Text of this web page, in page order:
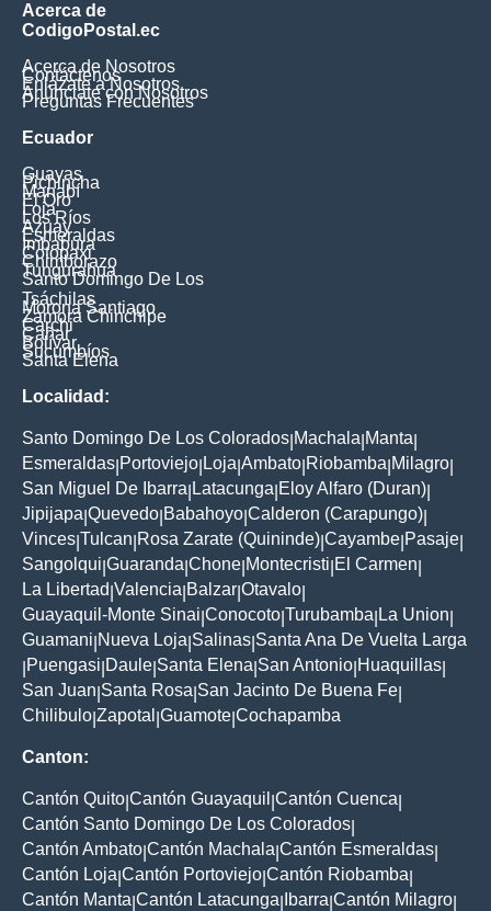
Acerca de
CodigoPostal.ec
Acerca de Nosotros
Contáctenos
Enlázate a Nosotros
Anúnciate con Nosotros
Preguntas Frecuentes
Ecuador
Guayas
Pichincha
Manabí
El Oro
Loja
Los Ríos
Azuay
Esmeraldas
Imbabura
Cotopaxi
Chimborazo
Tungurahua
Santo Domingo De Los
Tsáchilas
Morona Santiago
Zamora Chinchipe
Carchi
Cañar
Bolívar
Sucumbíos
Santa Elena
Localidad:
Santo Domingo De Los Colorados Machala Manta
Esmeraldas Portoviejo Loja Ambato Riobamba Milagro
San Miguel De Ibarra Latacunga Eloy Alfaro (Duran)
Jipijapa Quevedo Babahoyo Calderon (Carapungo)
Vinces Tulcan Rosa Zarate (Quininde) Cayambe Pasaje
Sangolqui Guaranda Chone Montecristi El Carmen
La Libertad Valencia Balzar Otavalo
Guayaquil-Monte Sinai Conocoto Turubamba La Union
Guamani Nueva Loja Salinas Santa Ana De Vuelta Larga
Puengasi Daule Santa Elena San Antonio Huaquillas
San Juan Santa Rosa San Jacinto De Buena Fe
Chilibulo Zapotal Guamote Cochapamba
Canton:
Cantón Quito Cantón Guayaquil Cantón Cuenca
Cantón Santo Domingo De Los Colorados
Cantón Ambato Cantón Machala Cantón Esmeraldas
Cantón Loja Cantón Portoviejo Cantón Riobamba
Cantón Manta Cantón Latacunga Ibarra Cantón Milagro